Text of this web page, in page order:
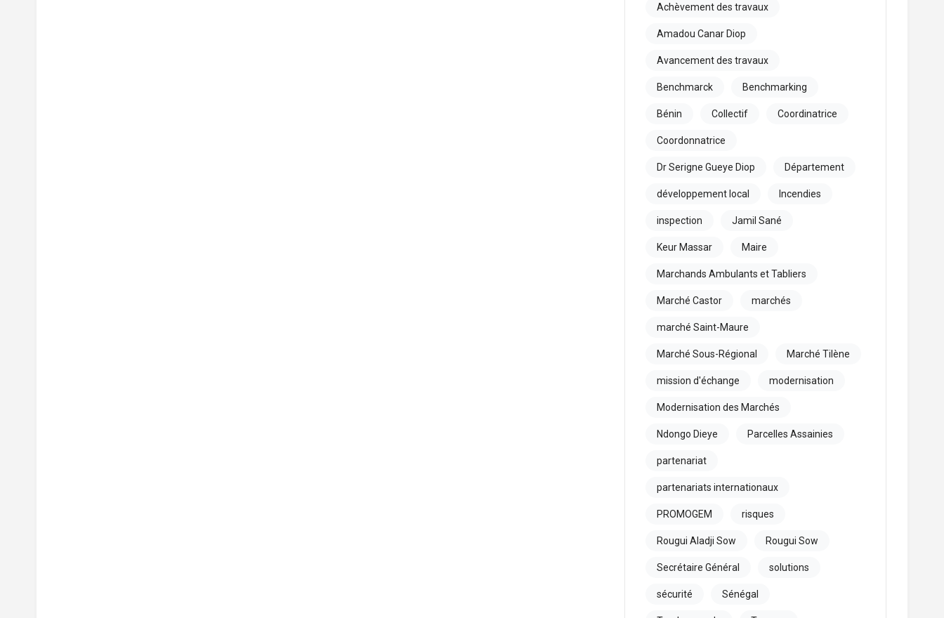
Achèvement des travaux
Amadou Canar Diop
Avancement des travaux
Benchmarck Benchmarking
Bénin Collectif Coordinatrice
Coordonnatrice
Dr Serigne Gueye Diop Département
développement local Incendies
inspection Jamil Sané
Keur Massar Maire
Marchands Ambulants et Tabliers
Marché Castor marchés
marché Saint-Maure
Marché Sous-Régional Marché Tilène
mission d'échange modernisation
Modernisation des Marchés
Ndongo Dieye Parcelles Assainies
partenariat
partenariats internationaux
PROMOGEM risques
Rougui Aladji Sow Rougui Sow
Secrétaire Général solutions
sécurité Sénégal